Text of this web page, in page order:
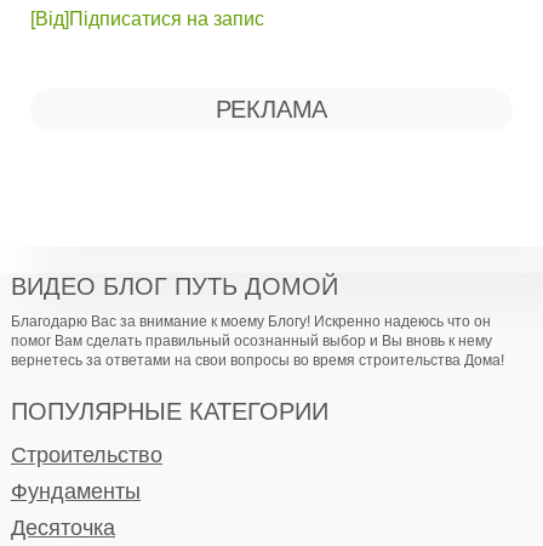
[Від]Підписатися на запис
РЕКЛАМА
ВИДЕО БЛОГ ПУТЬ ДОМОЙ
Благодарю Вас за внимание к моему Блогу! Искренно надеюсь что он
помог Вам сделать правильный осознанный выбор и Вы вновь к нему
вернетесь за ответами на свои вопросы во время строительства Дома!
ПОПУЛЯРНЫЕ КАТЕГОРИИ
Строительство
Фундаменты
Десяточка